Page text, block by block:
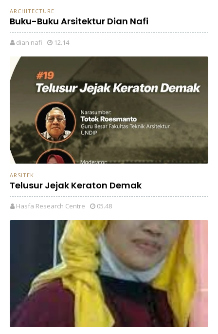
ARCHITECTURE
Buku-Buku Arsitektur Dian Nafi
dian nafi 12.14
ARSITEK
Telusur Jejak Keraton Demak
Hasfa Research Centre 05.48